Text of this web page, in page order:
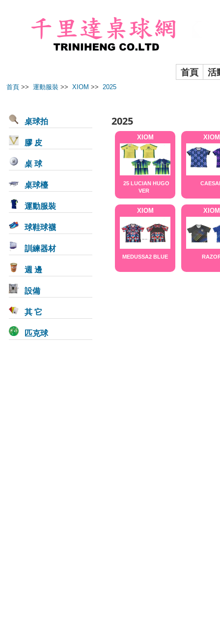
首頁 活
首頁 >> 運動服裝 >> XIOM >> 2025
桌球拍
膠 皮
桌 球
桌球檯
運動服裝
球鞋球襪
訓練器材
週 邊
設備
其 它
匹克球
2025
XIOM
25 LUCIAN HUGO
VER
XIOM
XIOM
MEDUSSA2 BLUE
XIOM